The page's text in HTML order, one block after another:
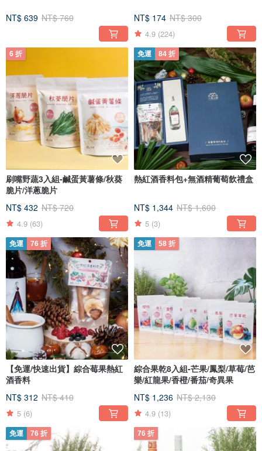
/ 冬日聖誕儀式感 熱紅酒香料包 /
香氣四溢的香料熱紅酒，香香甜甜，帶點微醺，已成為秋冬的超人氣飲品，很適
合聖誕節及歲末歡聚的熱鬧氣氛。
”小旭山脈熱紅酒香料包＝超多水果+獨家配方香料＋柑桔糖/檸檬糖“
小旭山脈推出的香料包，總計6種風味：玫瑰、桂花、水蜜桃、無花果、紅肉甜
橙、綜合莓果，每一種香料包，都搭配不同比例配方的香料。
熱紅酒香料包配料，果乾、花朵、草本與香料都很豐富，1包香料包適用於一瓶
750ml的紅酒，熬煮時，香氣十分鮮明。最特別的是，香料包很貼心的附上風味
獨特的手工柑橘糖包或檸檬糖包。
NT$ 639 NT$ 760 NT$ 174 NT$ 300
4.9 (224)
6 折
刷嘴野蔬3入組-鹹蛋黃薯條/秋葵
脆片/洋蔥脆片
NT$ 432 NT$ 720
4.9 (63)
免運 84 折
熱紅酒香料包+無酒精葡萄飲禮盒
NT$ 1,344 NT$ 1,600
5 (3)
免運 76 折
【免運/快速出貨】綜合莓果熱紅
酒香料
NT$ 312 NT$ 410
5 (6)
免運 58 折
綜合果乾8入組-芒果/鳳梨/草莓/芭
樂/紅龍果/香橙/番茄/奇異果
NT$ 1,236 NT$ 2,130
4.9 (13)
免運 76 折 76 折